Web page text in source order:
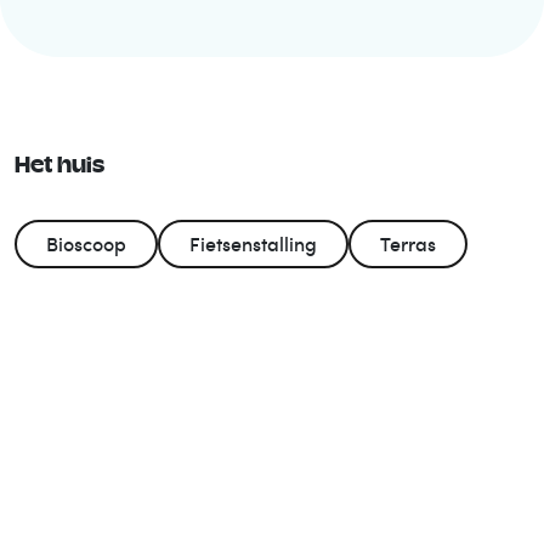
Het huis
Bioscoop Fietsenstalling Terras